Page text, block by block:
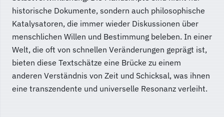
historische Dokumente, sondern auch philosophische
Katalysatoren, die immer wieder Diskussionen über
menschlichen Willen und Bestimmung beleben. In einer
Welt, die oft von schnellen Veränderungen geprägt ist,
bieten diese Textschätze eine Brücke zu einem
anderen Verständnis von Zeit und Schicksal, was ihnen
eine transzendente und universelle Resonanz verleiht.